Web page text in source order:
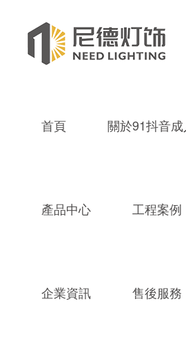
: mkdir(): No space left on device
Warning : file_put_contents(./
91抖音成人APP,成
首頁 關於91抖音
產品中心 工程案例
企業資訊 售後服務